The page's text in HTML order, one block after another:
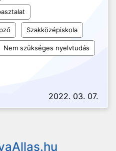
Szakközépiskola
Nem szükséges nyelvtudás
2022. 03. 07.